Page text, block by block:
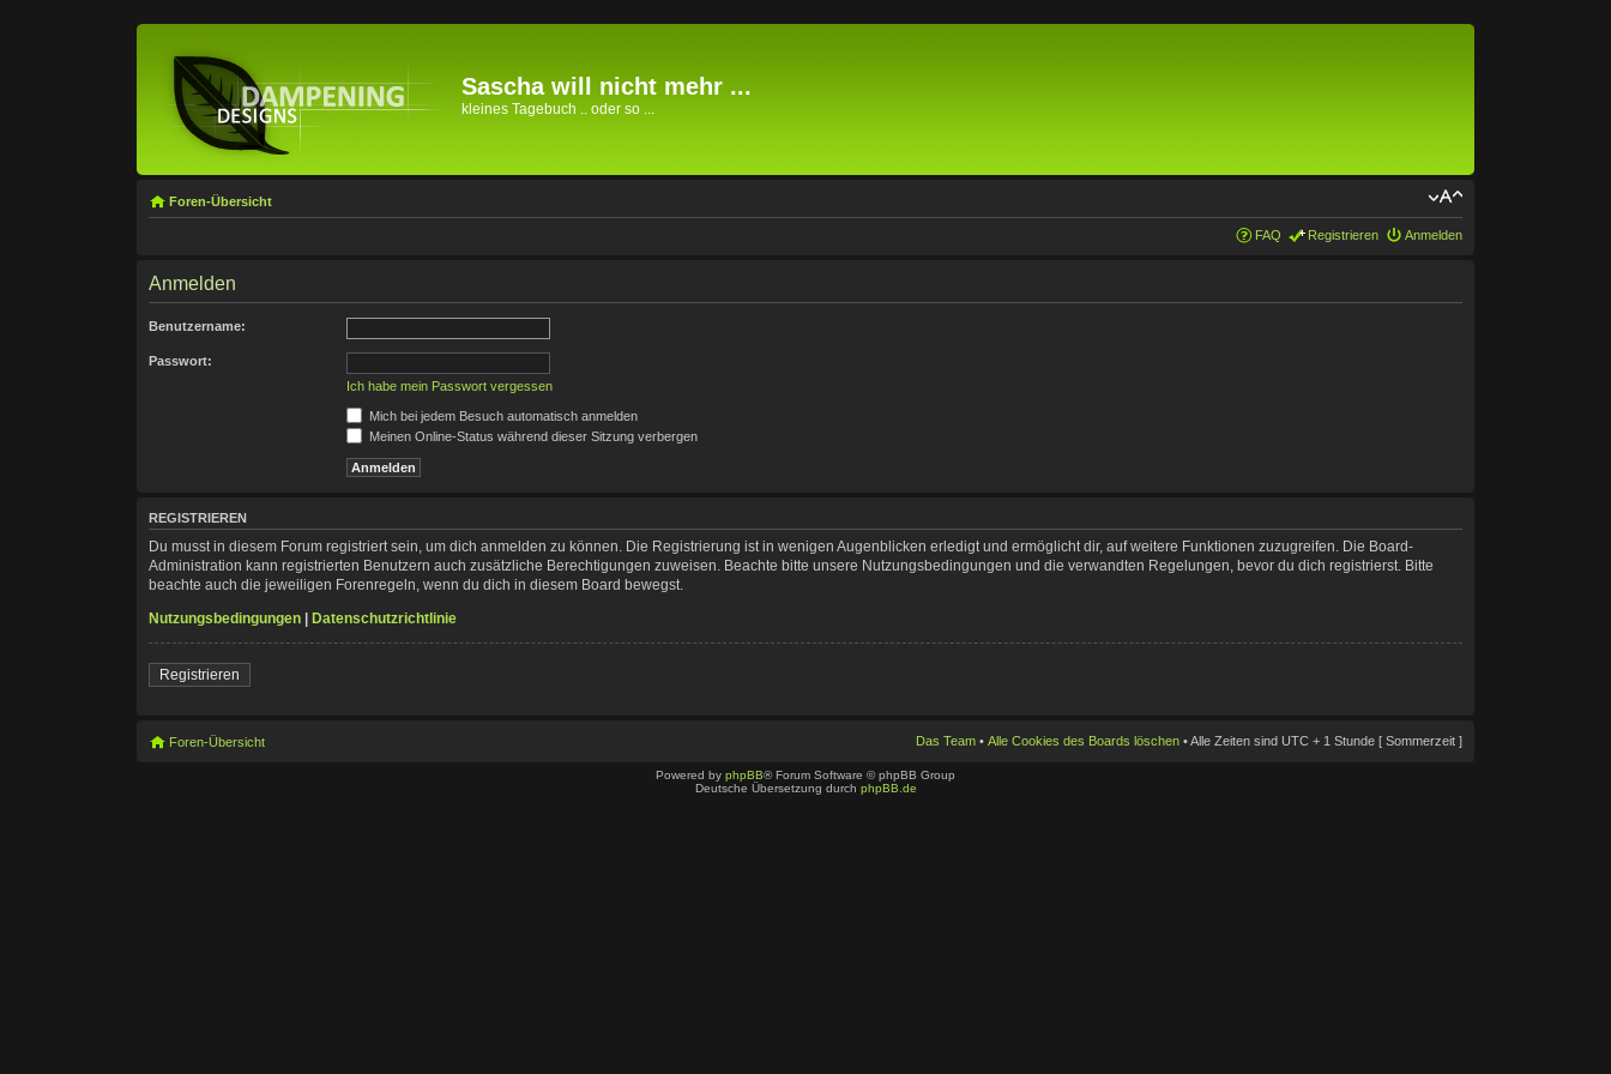
Sascha will nicht mehr ...
kleines Tagebuch .. oder so ...
Foren-Übersicht
FAQ Registrieren Anmelden
Anmelden
Benutzername:
Passwort:
Ich habe mein Passwort vergessen
Mich bei jedem Besuch automatisch anmelden
Meinen Online-Status während dieser Sitzung verbergen
REGISTRIEREN
Du musst in diesem Forum registriert sein, um dich anmelden zu können. Die Registrierung ist in wenigen Augenblicken erledigt und ermöglicht dir, auf weitere Funktionen zuzugreifen. Die Board-
Administration kann registrierten Benutzern auch zusätzliche Berechtigungen zuweisen. Beachte bitte unsere Nutzungsbedingungen und die verwandten Regelungen, bevor du dich registrierst. Bitte
beachte auch die jeweiligen Forenregeln, wenn du dich in diesem Board bewegst.
Nutzungsbedingungen |Datenschutzrichtlinie
Registrieren
Foren-Übersicht Das Team• Alle Cookies des Boards löschen• Alle Zeiten sind UTC + 1 Stunde [ Sommerzeit ]
Powered by phpBB® Forum Software © phpBB Group
Deutsche Übersetzung durch phpBB.de